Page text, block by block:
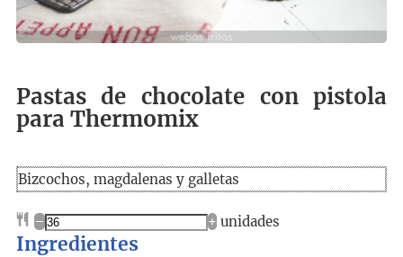
Pastas de chocolate con pistola
para Thermomix
Bizcochos, magdalenas y galletas
– + unidades
Ingredientes